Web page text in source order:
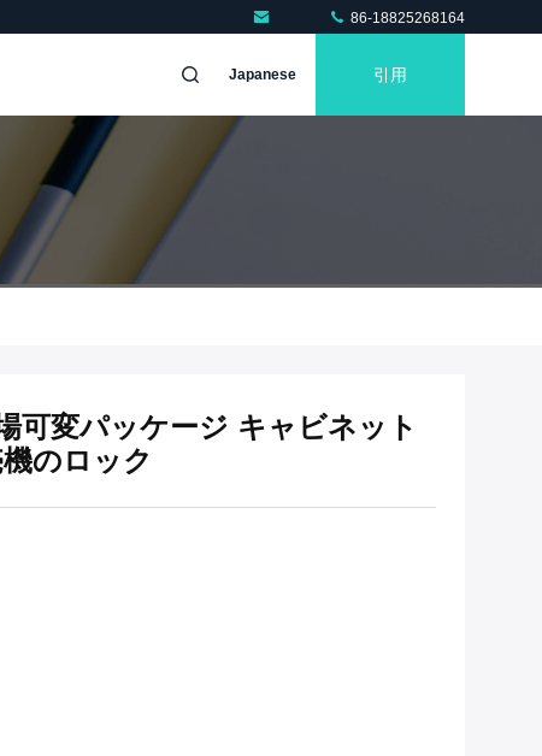
86-18825268164
Japanese 引用
可変パッケージ キャビネット
のロック